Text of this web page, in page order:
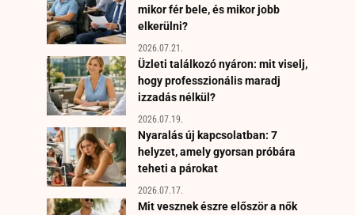
mikor fér bele, és mikor jobb
elkerülni?
2026.07.21.
Üzleti találkozó nyáron: mit viselj,
hogy professzionális maradj
izzadás nélkül?
2026.07.19.
Nyaralás új kapcsolatban: 7
helyzet, amely gyorsan próbára
teheti a párokat
2026.07.17.
Mit vesznek észre először a nők